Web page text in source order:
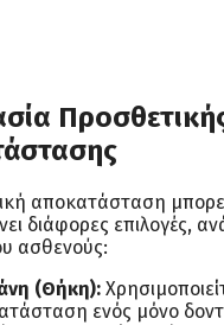
αποκατάσταση
διάφορες επιλογές,
ασθενούς:
(Θήκη):
ενός μόνο